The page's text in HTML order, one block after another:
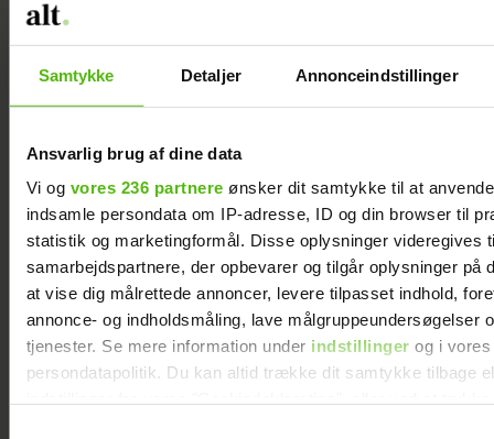
Samtykke Detaljer Annonceindstillinger
Ansvarlig brug af dine data
Vi og vores 236 partnere ønsker dit samtykke til at
indsamle persondata om IP-adresse, ID og din browser til
statistik og marketingformål. Disse oplysninger videregives
samarbejdspartnere, der opbevarer og tilgår oplysninger på
at vise dig målrettede annoncer, levere tilpasset indhold,
annonce- og indholdsmåling, lave målgruppeundersøgelser
tjenester. Se mere information under indstillinger og i vores
persondatapolitik. Du kan altid trække dit samtykke tilbage
Efter længere pause: Nu vender Rolf
Sørensen tilbage i kommentatorboksen